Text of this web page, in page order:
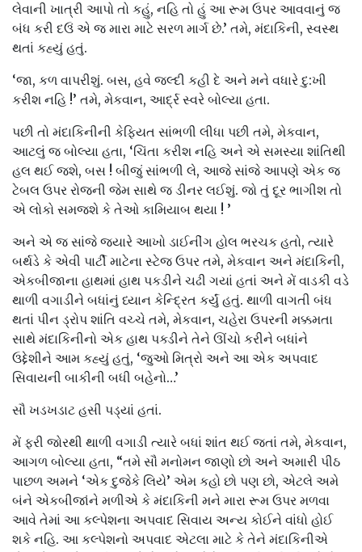
લેવાની ખાત્રી આપો તો કહું, નહિ તો હું આ રૂમ ઉપર આવવાનું જ
બંધ કરી દઉં એ જ મારા માટે સરળ માર્ગ છે.’ તમે, મંદાકિની, સ્વસ્થ
થતાં કહ્યું હતું.
‘જા, કળ વાપરીશું. બસ, હવે જલ્દી કહી દે અને મને વધારે દુ:ખી
કરીશ નહિ !’ તમે, મેકવાન, આર્દ્ર સ્વરે બોલ્યા હતા.
પછી તો મંદાકિનીની કેફિયત સાંભળી લીધા પછી તમે, મેકવાન,
આટલું જ બોલ્યા હતા, ‘ચિંતા કરીશ નહિ અને એ સમસ્યા શાંતિથી
હલ થઈ જશે, બસ ! બીજું સાંભળી લે, આજે સાંજે આપણે એક જ
ટેબલ ઉપર રોજની જેમ સાથે જ ડીનર લઈશું. જો તું દૂર ભાગીશ તો
એ લોકો સમજશે કે તેઓ કામિયાબ થયા ! ’
અને એ જ સાંજે જ્યારે આખો ડાઈનીંગ હોલ ભરચક હતો, ત્યારે
બર્થડે કે એવી પાર્ટી માટેના સ્ટેજ ઉપર તમે, મેકવાન અને મંદાકિની,
એકબીજાના હાથમાં હાથ પકડીને ચઢી ગયાં હતાં અને મેં વાડકી વડે
થાળી વગાડીને બધાંનું ધ્યાન કેન્દ્રિત કર્યું હતું. થાળી વાગતી બંધ
થતાં પીન ડ્રોપ શાંતિ વચ્ચે તમે, મેકવાન, ચહેરા ઉપરની મક્કમતા
સાથે મંદાકિનીનો એક હાથ પક્ડીને તેને ઊંચો કરીને બધાંને
ઉદ્દેશીને આમ કહ્યું હતું, ‘જુઓ મિત્રો અને આ એક અપવાદ
સિવાયની બાકીની બધી બહેનો…’
સૌ ખડખડાટ હસી પડ્યાં હતાં.
મેં ફરી જોરથી થાળી વગાડી ત્યારે બધાં શાંત થઈ જતાં તમે, મેકવાન,
આગળ બોલ્યા હતા, “તમે સૌ મનોમન જાણો છો અને અમારી પીઠ
પાછળ અમને ‘એક દુજેકે લિયે’ એમ કહો છો પણ છો, એટલે અમે
બંને એકબીજાંને મળીએ કે મંદાકિની મને મારા રૂમ ઉપર મળવા
આવે તેમાં આ કલ્પેશના અપવાદ સિવાય અન્ય કોઈને વાંધો હોઈ
શકે નહિ. આ કલ્પેશનો અપવાદ એટલા માટે કે તેને મંદાકિનીએ